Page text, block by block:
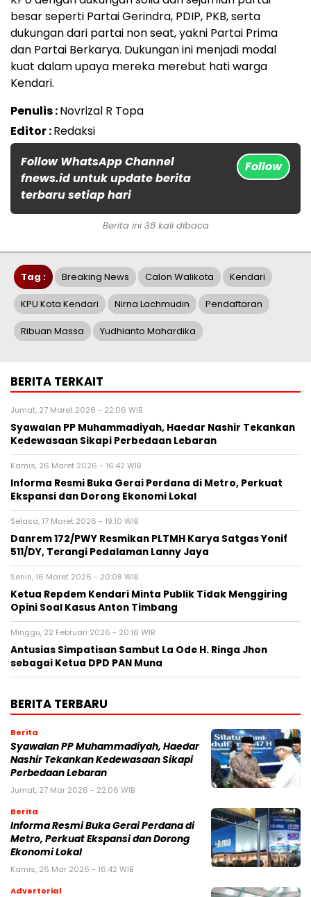
besar seperti Partai Gerindra, PDIP, PKB, serta
dukungan dari partai non seat, yakni Partai Prima
dan Partai Berkarya. Dukungan ini menjadi modal
kuat dalam upaya mereka merebut hati warga
Kendari.
Penulis :Novrizal R Topa
Editor :Redaksi
Follow WhatsApp Channel
fnews.id untuk update berita
terbaru setiap hari
Follow
Berita ini 38 kali dibaca
Tag : Breaking News Calon Walikota Kendari
KPU Kota Kendari Nirna Lachmudin Pendaftaran
Ribuan Massa Yudhianto Mahardika
BERITA TERKAIT
Jumat, 27 Maret 2026 - 22:06 WIB
Syawalan PP Muhammadiyah, Haedar Nashir Tekankan
Kedewasaan Sikapi Perbedaan Lebaran
Kamis, 26 Maret 2026 - 16:42 WIB
Informa Resmi Buka Gerai Perdana di Metro, Perkuat
Ekspansi dan Dorong Ekonomi Lokal
Selasa, 17 Maret 2026 - 19:10 WIB
Danrem 172/PWY Resmikan PLTMH Karya Satgas Yonif
511/DY, Terangi Pedalaman Lanny Jaya
Senin, 16 Maret 2026 - 20:08 WIB
Ketua Repdem Kendari Minta Publik Tidak Menggiring
Opini Soal Kasus Anton Timbang
Minggu, 22 Februari 2026 - 20:16 WIB
Antusias Simpatisan Sambut La Ode H. Ringa Jhon
sebagai Ketua DPD PAN Muna
BERITA TERBARU
Berita
Syawalan PP Muhammadiyah, Haedar
Nashir Tekankan Kedewasaan Sikapi
Perbedaan Lebaran
Jumat, 27 Mar 2026 - 22:06 WIB
Berita
Informa Resmi Buka Gerai Perdana di
Metro, Perkuat Ekspansi dan Dorong
Ekonomi Lokal
Kamis, 26 Mar 2026 - 16:42 WIB
Advertorial